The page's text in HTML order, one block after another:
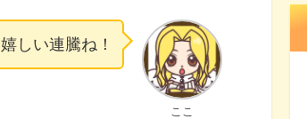
ここ
嬉しい連騰ね！